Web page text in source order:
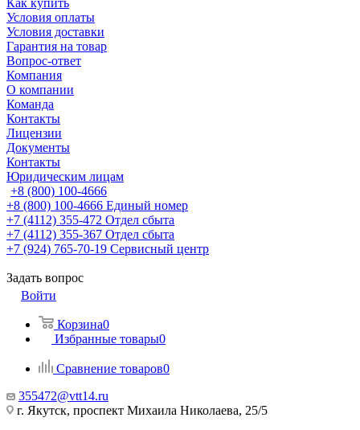
Как купить
Условия оплаты
Условия доставки
Гарантия на товар
Вопрос-ответ
Компания
О компании
Команда
Контакты
Лицензии
Документы
Контакты
Юридическим лицам
+8 (800) 100-4666
+8 (800) 100-4666 Единый номер
+7 (4112) 355-472 Отдел сбыта
+7 (4112) 355-367 Отдел сбыта
+7 (924) 765-70-19 Сервисный центр
Задать вопрос
Войти
Корзина0
Избранные товары0
Сравнение товаров0
355472@vtt14.ru
г. Якутск, проспект Михаила Николаева, 25/5